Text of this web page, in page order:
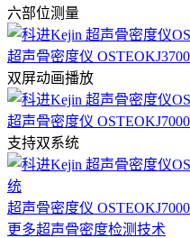
六部位测量
超声骨密度仪 OSTEOKJ3700
双屏动画播放
超声骨密度仪
支持双系统
超声骨密度仪
更多超声骨密度检测技术